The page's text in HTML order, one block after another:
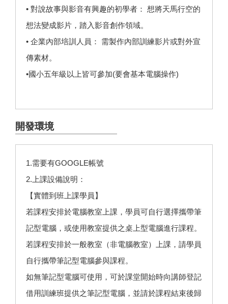
• 對說故事與影音有興趣的初學者： 想將天馬行空的
想法變成影片，踏入影音創作領域。
• 企業內部培訓人員： 需製作內部訓練影片或對外宣
傳素材。
•國小五年級以上皆可參加(要會基本電腦操作)
開發環境
1.需要有GOOGLE帳號
2.上課設備說明：
【實體到班上課學員】
若課程安排於電腦教室上課，學員可自行選擇攜帶筆
記型電腦，或使用教室提供之桌上型電腦進行課程。
若課程安排於一般教室（非電腦教室）上課，請學員
自行攜帶筆記型電腦參與課程。
如無筆記型電腦可使用，可於課堂開始時向講師登記
借用訓練班提供之筆記型電腦，並請於課程結束後歸